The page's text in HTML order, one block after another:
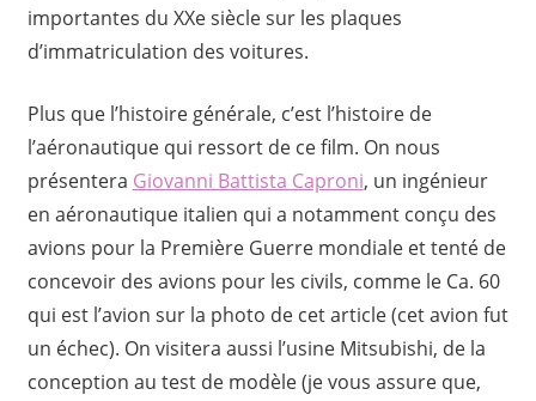
importantes du XXe siècle sur les plaques
d’immatriculation des voitures.
Plus que l’histoire générale, c’est l’histoire de
l’aéronautique qui ressort de ce film. On nous
présentera Giovanni Battista Caproni, un ingénieur
en aéronautique italien qui a notamment conçu des
avions pour la Première Guerre mondiale et tenté de
concevoir des avions pour les civils, comme le Ca. 60
qui est l’avion sur la photo de cet article (cet avion fut
un échec). On visitera aussi l’usine Mitsubishi, de la
conception au test de modèle (je vous assure que,